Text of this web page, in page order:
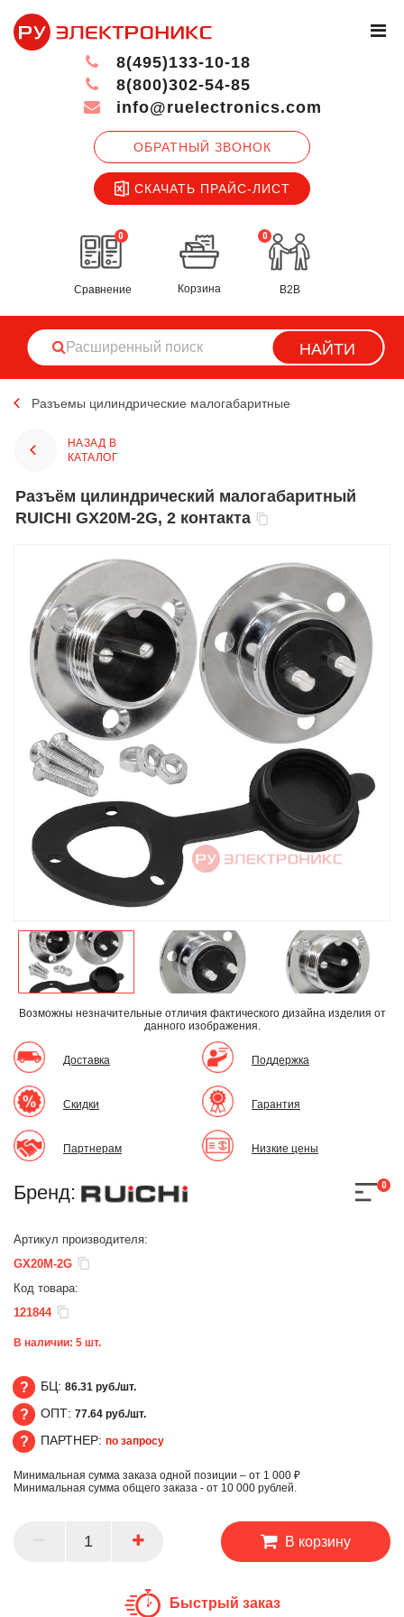
ОБРАТНЫЙ ЗВОНОК
СКАЧАТЬ ПРАЙС-ЛИСТ
8(495)133-10-18
8(800)302-54-85
info@ruelectronics.com
0
Сравнение
0
Корзина B2B
НАЙТИ
Разъемы цилиндрические малогабаритные
НАЗАД В
КАТАЛОГ
Разъём цилиндрический малогабаритный
RUICHI GX20M-2G, 2 контакта
Возможны незначительные отличия фактического дизайна изделия от
данного изображения.
Доставка
Скидки
Партнерам
Поддержка
Гарантия
Низкие цены
Бренд: 0
Артикул производителя:
GX20M-2G
Код товара:
121844
В наличии: 5 шт.
БЦ
БЦ: 86.31 руб./шт.
ОПТ
ОПТ: 77.64 руб./шт.
ПАРТНЕР
ПАРТНЕР: по запросу
Минимальная сумма заказа одной позиции – от 1 000 ₽
Минимальная сумма общего заказа - от 10 000 рублей.
В корзину
Быстрый заказ